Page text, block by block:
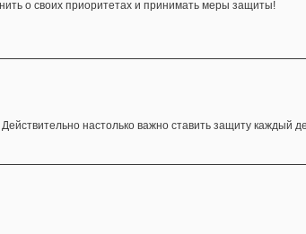
о своих приоритетах и принимать меры защиты!
настолько важно ставить защиту каждый